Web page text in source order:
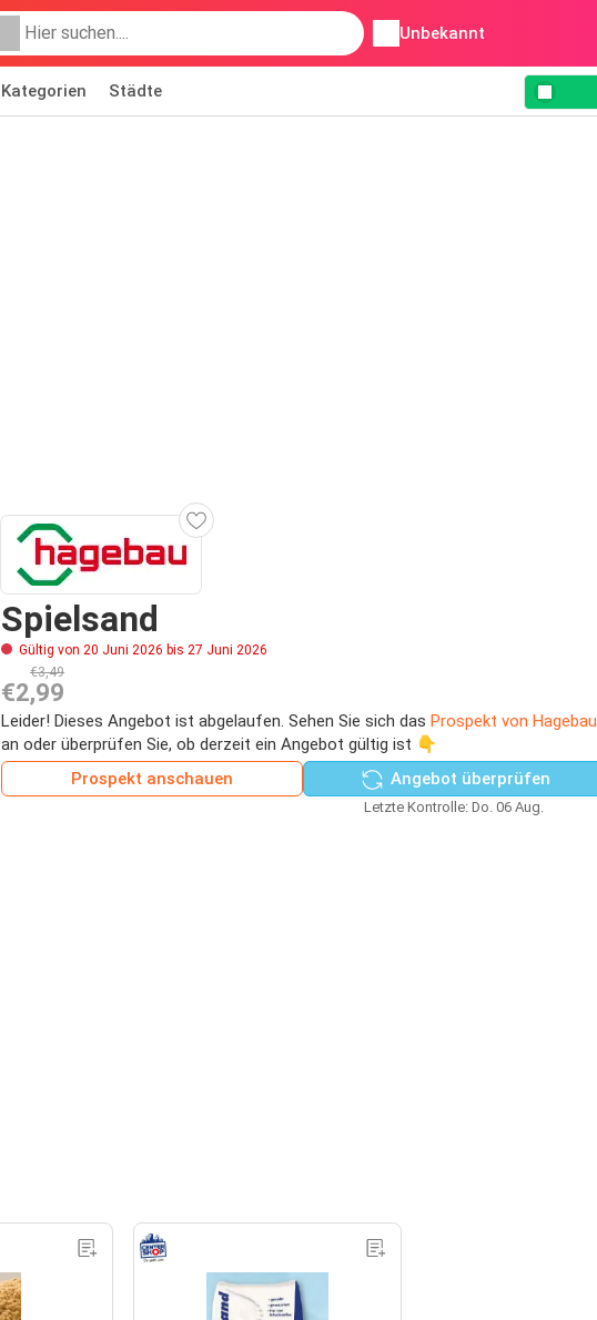
Unbekannt
Kategorien Städte
Spielsand
Gültig von 20 Juni 2026 bis 27 Juni 2026
€3,49
€2,99
Leider! Dieses Angebot ist abgelaufen. Sehen Sie sich das Prospekt von Hagebau
an oder überprüfen Sie, ob derzeit ein Angebot gültig ist 👇
Prospekt anschauen
Angebot überprüfen
Letzte Kontrolle: Do. 06 Aug.